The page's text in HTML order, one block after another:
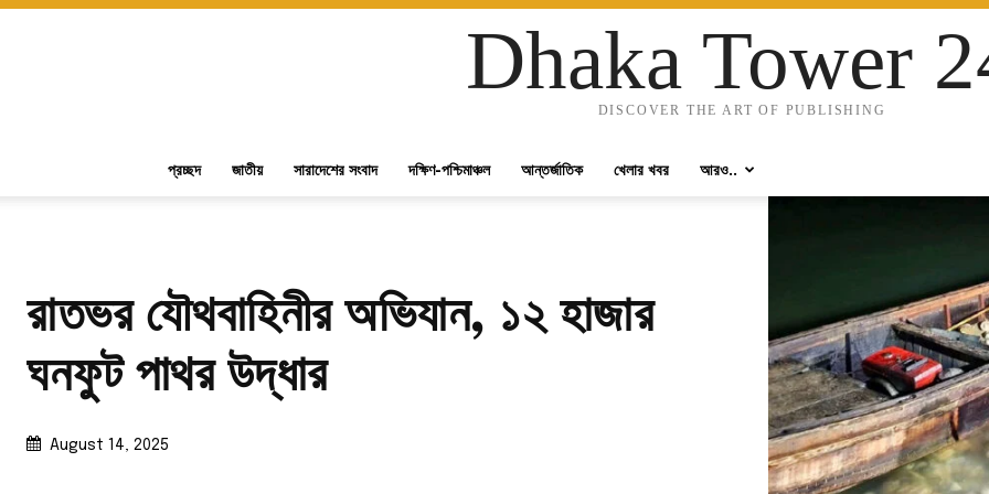
Dhaka Tower
DISCOVER THE ART OF PUBLISHING
প্রচ্ছদ জাতীয় সারাদেশের সংবাদ দক্ষিণ-পশ্চিমাঞ্চল আন্তর্জাতিক খেলার খবর আরও..
রাতভর যৌথবাহিনীর অভিযান, ১২ হাজার
ঘনফুট পাথর উদ্ধার
August 14, 2025